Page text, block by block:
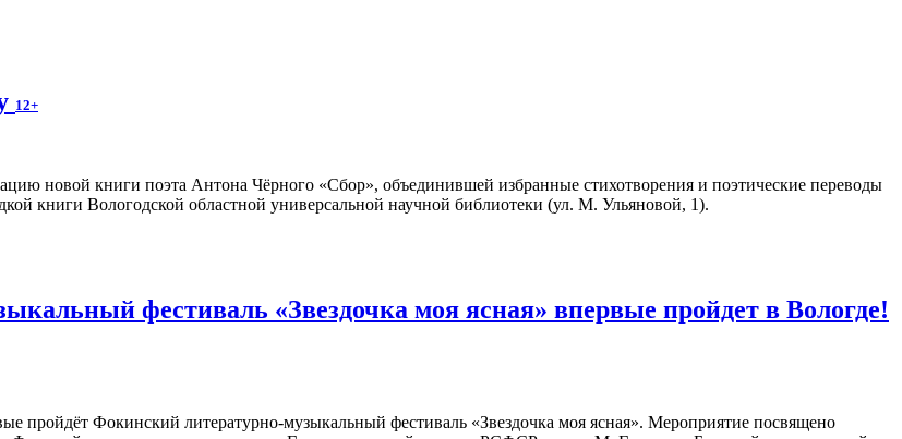
12+
новой книги поэта Антона Чёрного «Сбор», объединившей избранные стихотворения и поэтические переводы
книги Вологодской областной универсальной научной библиотеки (ул. М. Ульяновой, 1).
фестиваль «Звездочка моя ясная» впервые пройдет в Вологде!
пройдёт Фокинский литературно-музыкальный фестиваль «Звездочка моя ясная». Мероприятие посвящено